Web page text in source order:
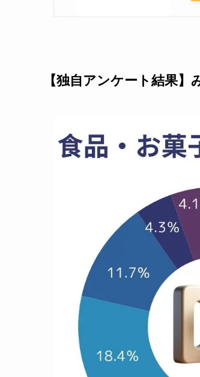
【独自アンケート結果